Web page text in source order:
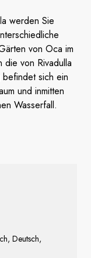
werden Sie
von Oca im
die von Rivadulla
befindet sich ein
und inmitten
Wasserfall.
Deutsch,